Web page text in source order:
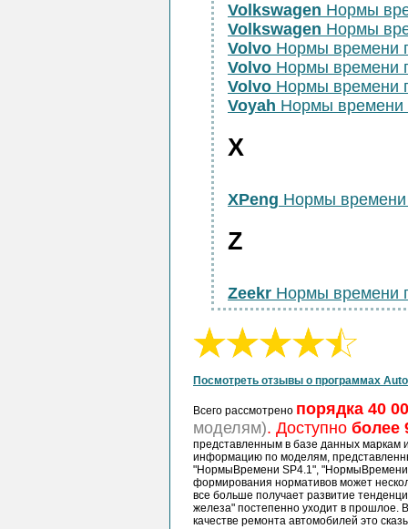
Volkswagen Нормы
Volkswagen Нормы
Volvo Нормы времени
Volvo Нормы времени
Volvo Нормы времени
Voyah Нормы времени
X
XPeng Нормы
Z
Zeekr Нормы времени
Посмотреть отзывы о программах
Всего рассмотрено порядка 40
моделям). Доступно более
представленным в базе данных
информацию по моделям,
"НормыВремени SP4.1", "НормыВремени
формирования нормативов может
все больше получает развитие
железа" постепенно уходит в прошлое.
качестве ремонта автомобилей это